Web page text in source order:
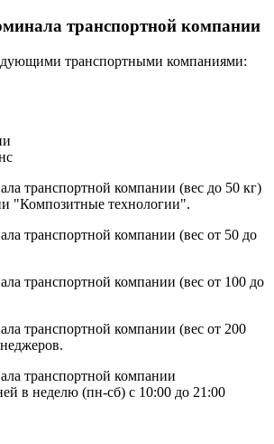
транспортной компании
транспортными компаниями:
транспортной компании (вес до 50 кг)
"Композитные технологии".
транспортной компании (вес от 50 до
транспортной компании (вес от 100 до
транспортной компании (вес от 200
транспортной компании
в неделю (пн-сб) с 10:00 до 21:00